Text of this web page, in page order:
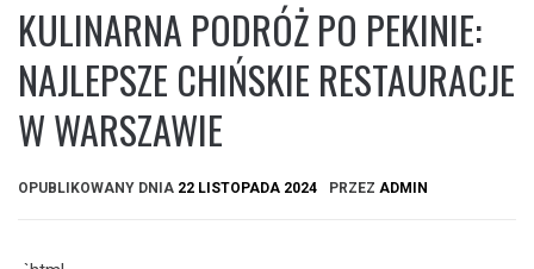
KULINARNA PODRÓŻ PO PEKINIE:
NAJLEPSZE CHIŃSKIE RESTAURACJE
W WARSZAWIE
OPUBLIKOWANY DNIA 22 LISTOPADA 2024 PRZEZ ADMIN